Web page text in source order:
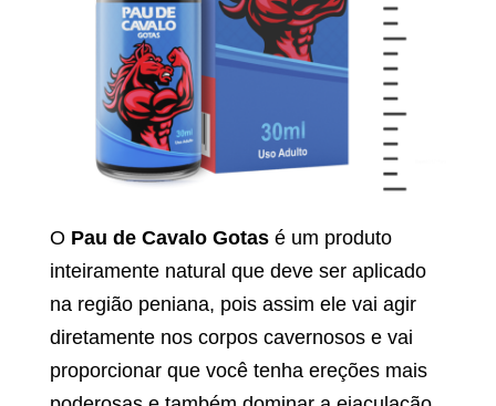
O Pau de Cavalo Gotas é um produto
inteiramente natural que deve ser aplicado
na região peniana, pois assim ele vai agir
diretamente nos corpos cavernosos e vai
proporcionar que você tenha ereções mais